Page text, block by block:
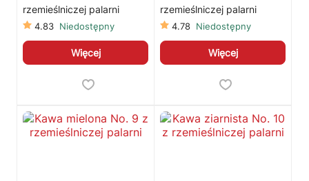
rzemieślniczej palarni
4.83 Niedostępny
Więcej
rzemieślniczej palarni
4.78 Niedostępny
Więcej